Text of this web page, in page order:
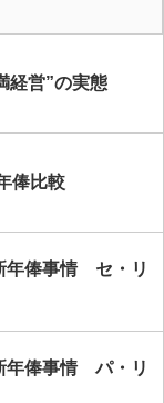
経営”の実態
俸比較
年俸事情 セ・リ
年俸事情 パ・リ